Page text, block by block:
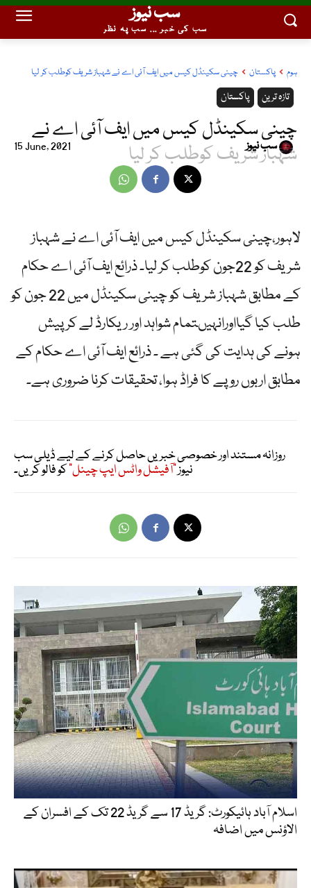
سب نیوز
سب کی خبر ... سب پہ نظر
ہوم پاکستان چینی سکینڈل کیس میں ایف آئی اے نے شہباز شریف کوطلب کر لیا
پاکستان تازہ ترین
چینی سکینڈل کیس میں ایف آئی اے نے
شہباز شریف کوطلب کر لیا
15 June, 2021 سب نیوز
لاہور،چینی سکینڈل کیس میں ایف آئی اے نے شہباز
شریف کو 22جون کوطلب کر لیا۔ ذرائع ایف آئی اے حکام
کے مطابق شہباز شریف کو چینی سکینڈل میں 22 جون کو
طلب کیا گیااورانہیںتمام شواہد اور ریکارڈ لے کر پیش
ہونے کی ہدایت کی گئی ہے ۔ ذرائع ایف آئی اے حکام کے
مطابق اربوں روپے کا فراڈ ہوا، تحقیقات کرنا ضروری ہے۔
روزانہ مستند اور خصوصی خبریں حاصل کرنے کے لیے ڈیلی سب
نیوز"آفیشل واٹس ایپ چینل"کو فالو کریں۔
اسلام آباد ہائیکورٹ: گریڈ 17 سے گریڈ 22 تک کے افسران کے
الاؤنس میں اضافہ